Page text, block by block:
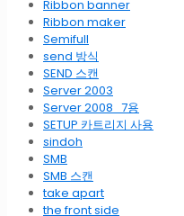
Ribbon banner
Ribbon maker
Semifull
send 방식
SEND 스캔
Server 2003
Server 2008_7용
SETUP 카트리지 사용
sindoh
SMB
SMB 스캔
take apart
the front side